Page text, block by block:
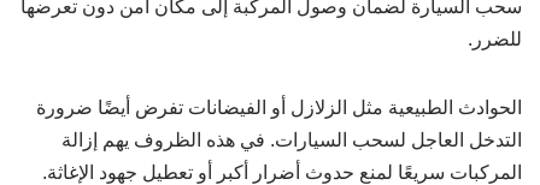
سحب السيارة لضمان وصول المركبة إلى مكان آمن دون تعرضها
للضرر.
الحوادث الطبيعية مثل الزلازل أو الفيضانات تفرض أيضًا ضرورة
التدخل العاجل لسحب السيارات. في هذه الظروف يهم إزالة
المركبات سريعًا لمنع حدوث أضرار أكبر أو تعطيل جهود الإغاثة.